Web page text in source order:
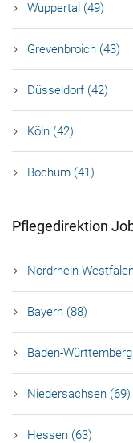
Wuppertal (49)
Grevenbroich (43)
Düsseldorf (42)
Köln (42)
Bochum (41)
Pflegedirektion
Nordrhein-
Bayern (88)
Baden-
Niedersachsen (69)
Hessen (63)